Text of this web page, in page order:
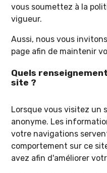
vous soumettez à la
vigueur.
Aussi, nous vous
page afin de maintenir
Quels
site ?
Lorsque vous visitez un
anonyme. Les
votre navigations
comportement sur ce
avez afin d'améliorer